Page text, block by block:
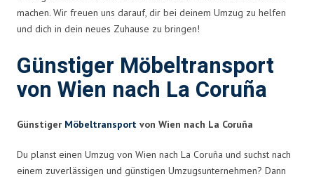
machen. Wir freuen uns darauf, dir bei deinem Umzug zu helfen
und dich in dein neues Zuhause zu bringen!
Günstiger Möbeltransport
von Wien nach La Coruña
Günstiger Möbeltransport von Wien nach La Coruña
Du planst einen Umzug von Wien nach La Coruña und suchst nach
einem zuverlässigen und günstigen Umzugsunternehmen? Dann